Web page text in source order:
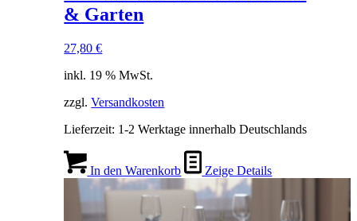
& Garten
27,80€
inkl. 19 % MwSt.
zzgl.Versandkosten
Lieferzeit: 1-2 Werktage innerhalb Deutschlands
In den Warenkorb Zeige Details